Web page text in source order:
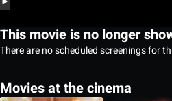
This movie is no longer
There are no scheduled screenings for
Movies at the cinema